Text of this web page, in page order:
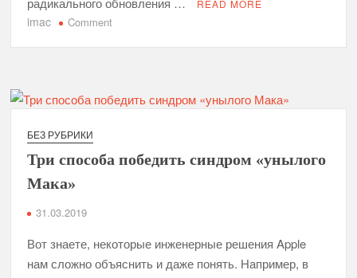
READ MORE
imac Commenton
которых
БЕЗ РУБРИКИ
Три способа победить синдром «унылого
Мака»
31.03.2019
Вот знаете, некоторые инженерные решения Apple
нам сложно объяснить и даже понять. Например, в